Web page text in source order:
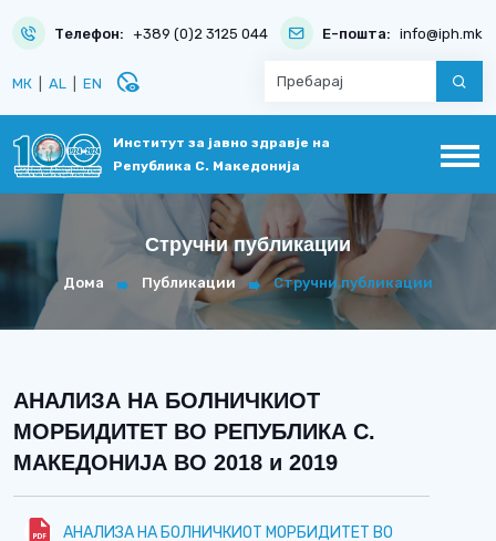
Телефон: +389 (0)2 3125 044 Е-пошта: info@iph.mk
МК AL EN disabled_visible
Институт за јавно здравје на
Република С. Македонија
Стручни публикации
Дома Публикации Стручни публикации
АНАЛИЗА НА БОЛНИЧКИОТ
МОРБИДИТЕТ ВО РЕПУБЛИКА С.
МАКЕДОНИЈА ВО 2018 и 2019
АНАЛИЗА НА БОЛНИЧКИОТ МОРБИДИТЕТ ВО